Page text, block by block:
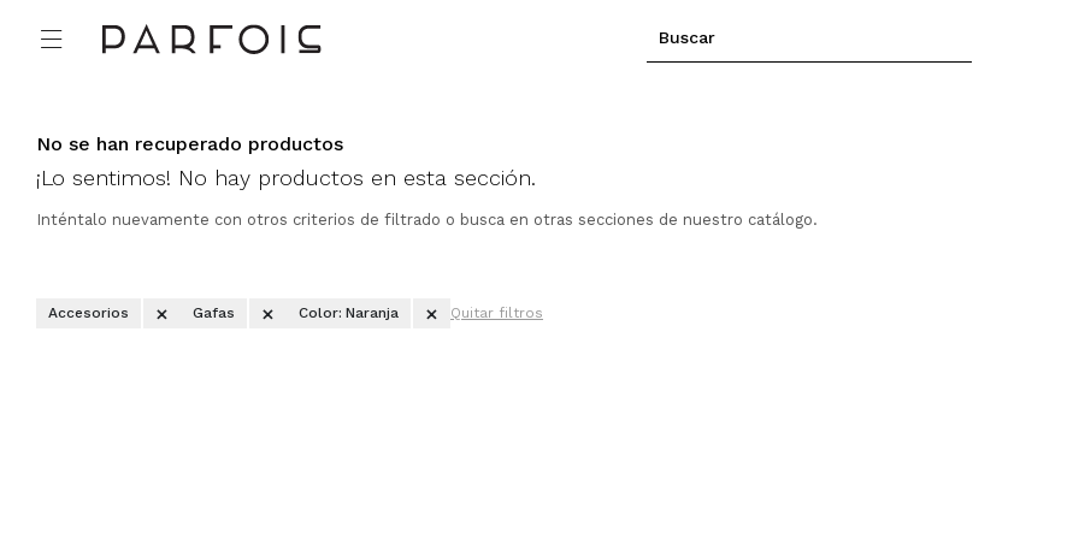

No se han recuperado productos
¡Lo sentimos! No hay productos en esta sección.
Inténtalo nuevamente con otros criterios de filtrado o busca en otras secciones de nuestro catálogo.
Accesorios Gafas Color: Naranja Quitar filtros